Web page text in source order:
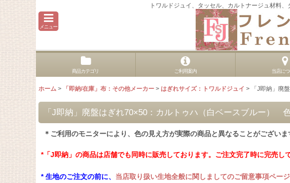
トワルドジュイ、タッセル、カルトナージュ材料
メニュー
商品カテゴリ ご利用案内 当店に
ホーム > 「即納/在庫」布：その他メーカー > はぎれサイズ：トワルドジュイ > 「J即納」廃
「J即納」廃盤はぎれ70×50：カルトゥハ（白ベースブルー）
＊ご利用のモニターにより、色の見え方が実際の商品と異なることがございま
*「J即納」の商品は店舗でも同時に販売しております。ご注文完了時に完売
* 生地のご注文の前に、 当店取り扱い生地全般に関しましてのご留意事項ページ